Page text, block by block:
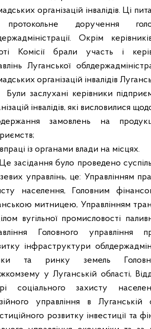
організацій інвалідів. Ці
доручення
Окрім
Комісії брали участь і
Луганської
організацій інвалідів
Були заслухані керівники
інвалідів, які висловилися
замовлень на
із органами влади на місцях.
засідання було проведено
управлінь, це: Управлінням
населення, Головним
митницею, Управлінням
вугільної промисловості
Головного управління
інфраструктури
та ринку земель
у Луганській області,
соціального захисту
управління в Луганській
розвитку інвестиції та